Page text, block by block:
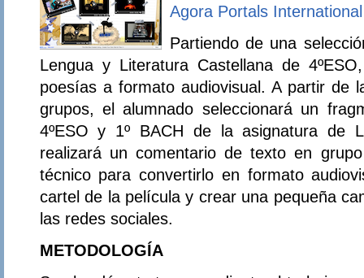
Agora Portals
Partiendo de una
Lengua y Literatura Castellana de
poesías a formato audiovisual. A partir de
grupos, el alumnado seleccionará un
4ºESO y 1º BACH de la asignatura de
realizará un comentario de texto en
técnico para convertirlo en formato
cartel de la película y crear una pequeña
las redes sociales.
METODOLOGÍA